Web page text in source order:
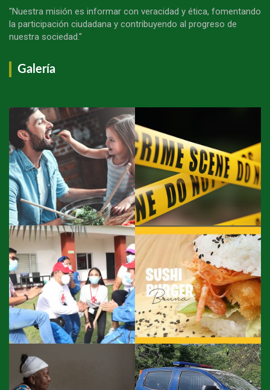
"Nuestra misión es informar con veracidad y ética, fomentando
la participación ciudadana y contribuyendo al progreso de
nuestra sociedad."
Galería